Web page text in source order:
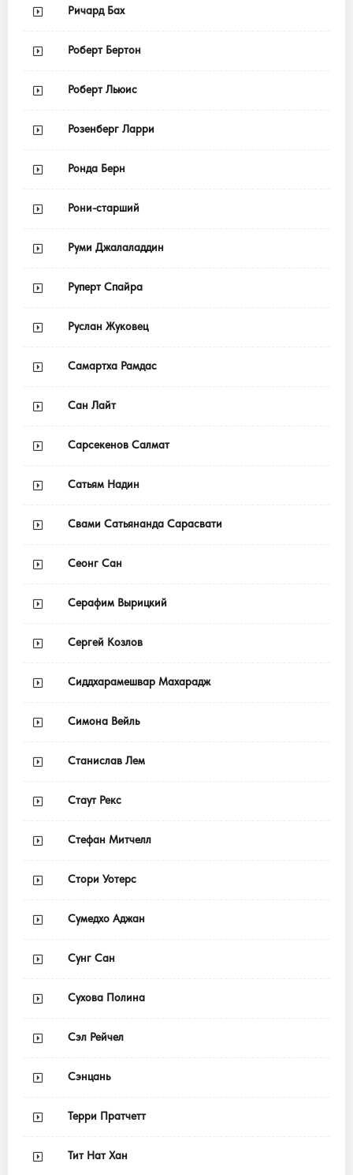
Ричард Бах
Роберт Бертон
Роберт Льюис
Розенберг Ларри
Ронда Берн
Рони-старший
Руми Джалаладдин
Руперт Спайра
Руслан Жуковец
Самартха Рамдас
Сан Лайт
Сарсекенов Салмат
Сатьям Надин
Свами Сатьянанда Сарасвати
Сеонг Сан
Серафим Вырицкий
Сергей Козлов
Сиддхарамешвар Махарадж
Симона Вейль
Станислав Лем
Стаут Рекс
Стефан Митчелл
Стори Уотерс
Сумедхо Аджан
Сунг Сан
Сухова Полина
Сэл Рейчел
Сэнцань
Терри Пратчетт
Тит Нат Хан